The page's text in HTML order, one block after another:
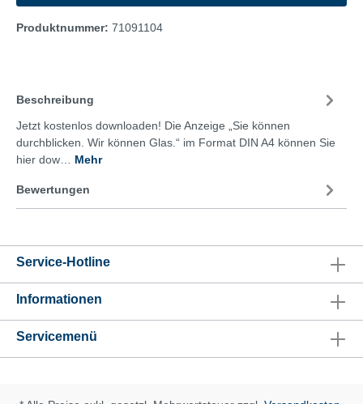
Produktnummer: 71091104
Beschreibung
Jetzt kostenlos downloaden! Die Anzeige „Sie können
durchblicken. Wir können Glas.“ im Format DIN A4 können Sie
hier dow… Mehr
Bewertungen
Service-Hotline
Informationen
Servicemenü